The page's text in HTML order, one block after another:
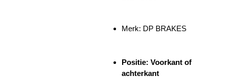
Merk: DP BRAKES
Positie: Voorkant of
achterkant